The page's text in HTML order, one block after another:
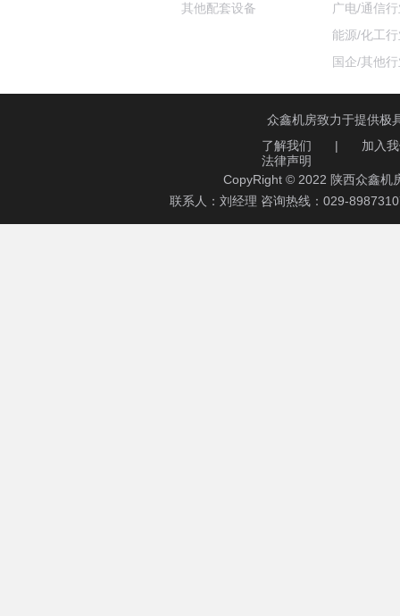
其他配套设备
广电/通信
能源/化工
国企/其他
众鑫机房致力于提供极
了解我们
|
加入
法律声明
CopyRight © 2022 陕西众鑫机
联系人：刘经理 咨询热线：029-